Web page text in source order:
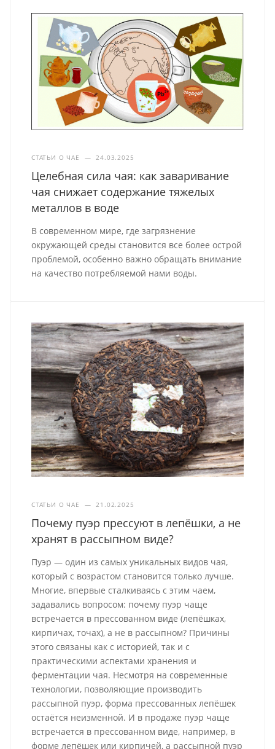
СТАТЬИ О ЧАЕ — 24.03.2025
Целебная сила чая: как заваривание
чая снижает содержание тяжелых
металлов в воде
В современном мире, где загрязнение
окружающей среды становится все более острой
проблемой, особенно важно обращать внимание
на качество потребляемой нами воды.
СТАТЬИ О ЧАЕ — 21.02.2025
Почему пуэр прессуют в лепёшки, а не
хранят в рассыпном виде?
Пуэр — один из самых уникальных видов чая,
который с возрастом становится только лучше.
Многие, впервые сталкиваясь с этим чаем,
задавались вопросом: почему пуэр чаще
встречается в прессованном виде (лепёшках,
кирпичах, точах), а не в рассыпном? Причины
этого связаны как с историей, так и с
практическими аспектами хранения и
ферментации чая. Несмотря на современные
технологии, позволяющие производить
рассыпной пуэр, форма прессованных лепёшек
остаётся неизменной. И в продаже пуэр чаще
встречается в прессованном виде, например, в
форме лепёшек или кирпичей, а рассыпной пуэр